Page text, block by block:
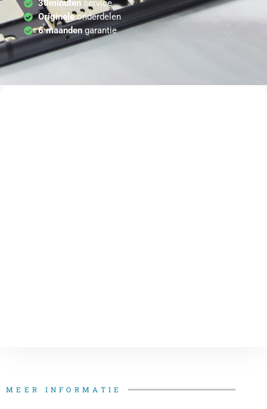
30minutenservice
Origineleonderdelen
6 maandengarantie
MEER INFORMATIE